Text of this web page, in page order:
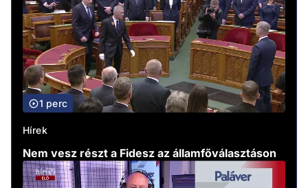
1 perc
Hírek
Nem vesz részt a Fidesz az államfőválasztáson